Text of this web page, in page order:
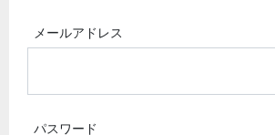
メールアドレス
パスワード